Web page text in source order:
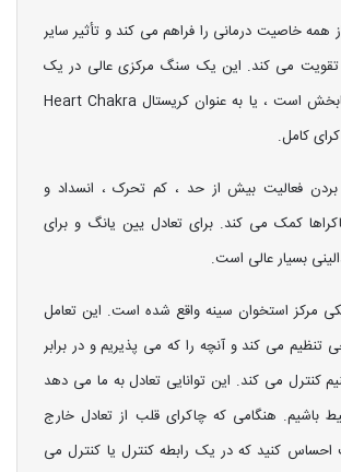
همه خاصیت درمانی را فراهم می کند و تأثیر سایر
تقویت می کند. این یک سنگ مرکزی عالی در یک
طرح کریستال شفابخش است ، یا به عنوان کریستال Heart Chakra
کامل.
بردن فعالیت بیش از حد ، کم تحرک ، انسداد و
کمک می کند. برای تعادل یین یانگ و برای
بسیار عالی است.
مرکز استخوان سینه واقع شده است. این تعامل
تنظیم می کند و آنچه را که می پذیریم و در برابر
کنترل می کند. این توانایی تعادل به ما می دهد
باشیم. هنگامی که چاکرای قلب از تعادل خارج
کنید که در یک رابطه کنترل یا کنترل می